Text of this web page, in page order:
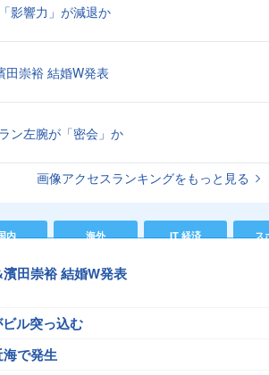
影響力」が減退か
田崇裕 結婚W発表
ン左腕が「密会」か
画像アクセスランキングをもっと見る
内 海外 IT 経済 ス
田崇裕 結婚W発表
ル突っ込む
で発生